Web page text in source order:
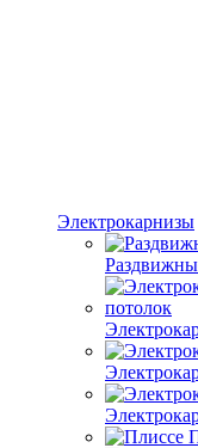
Электрокарнизы